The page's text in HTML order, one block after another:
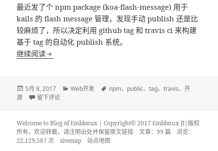
最近发了个 npm package (koa-flash-message) 用于
kails 的 flash message 管理，发现手动 publish 还是比
较麻烦了，所以决定利用 github tag 和 travis ci 来构建
基于 tag 的自动化 publish 系统。
继续阅读基于 github tag 与 travis 构建 npm 自动化 release
发
布
5月 9, 2017
分
Web开发
标
npm、 public、tag、travis、开
源
于基于 github tag 与 travis 构建 npm 自动化 release 系统
留下评论
Welcome to Blog of Embbnux | Copyright© 2017 Embbnux JI|版权
所有，欢迎转载，请注明出处并保留原文链接 文章：99 篇 浏览：
22,129,587 次sitemap 站点地图